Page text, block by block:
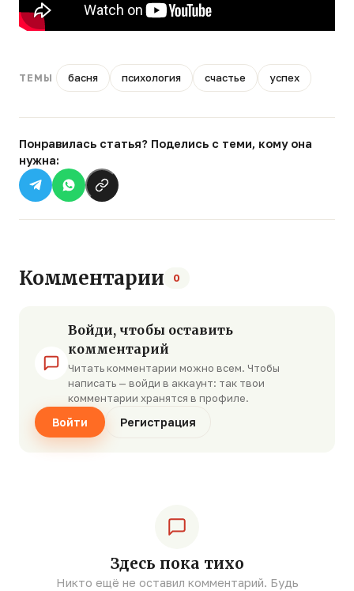
ТЕМЫ басня психология счастье успех
Понравилась статья? Поделись с теми, кому она
нужна:
Комментарии 0
Войди, чтобы оставить
комментарий
Читать комментарии можно всем. Чтобы
написать — войди в аккаунт: так твои
комментарии хранятся в профиле.
Войти Регистрация
Здесь пока тихо
Никто ещё не оставил комментарий. Будь